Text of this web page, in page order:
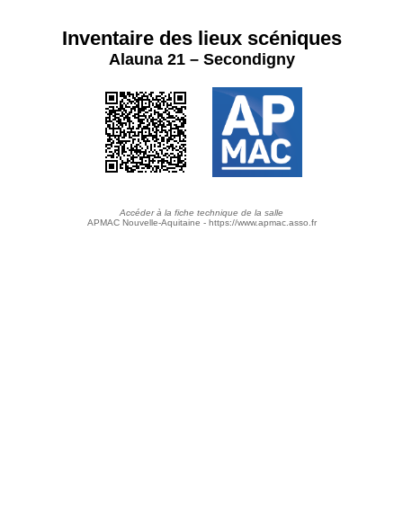
Inventaire des lieux scéniques
Alauna 21 – Secondigny
Accéder à la fiche technique de la salle
APMAC Nouvelle-Aquitaine - https://www.apmac.asso.fr